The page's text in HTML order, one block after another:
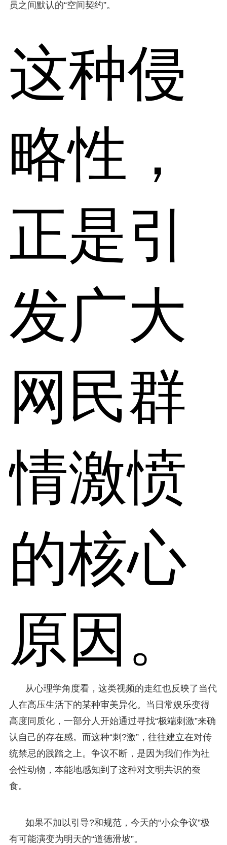
员之间默认的“空间契约”。
这种侵
略性，
正是引
发广大
网民群
情激愤
的核心
原因。
从心理学角度看，这类视频的走红也反映了当代
人在高压生活下的某种审美异化。当日常娱乐变得
高度同质化，一部分人开始通过寻找“极端刺激”来确
认自己的存在感。而这种“刺?激”，往往建立在对传
统禁忌的践踏之上。争议不断，是因为我们作为社
会性动物，本能地感知到了这种对文明共识的蚕
食。
如果不加以引导?和规范，今天的“小众争议”极
有可能演变为明天的“道德滑坡”。